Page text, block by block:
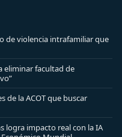
de violencia intrafamiliar que
eliminar facultad de
de la ACOT que buscar
logra impacto real con la IA